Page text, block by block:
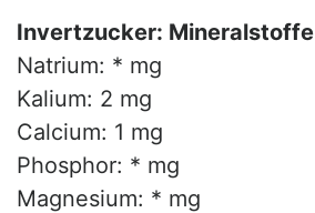
Invertzucker: Mineralstoffe
Natrium: * mg
Kalium: 2 mg
Calcium: 1 mg
Phosphor: * mg
Magnesium: * mg